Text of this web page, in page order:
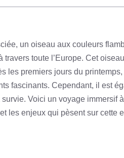
un oiseau aux couleurs
travers toute l’Europe. Cet
les premiers jours du
fascinants. Cependant, il est
Voici un voyage immersif
les enjeux qui pèsent sur cette